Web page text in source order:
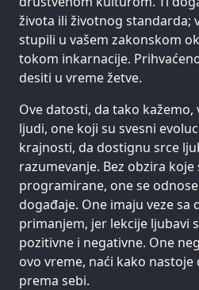
života ili životnog standarda;
stupili u vašem zakonskom
tokom inkarnacije.
desiti u vreme žetve.
Ove datosti, da tako kažemo,
ljudi, one koji su svesni
krajnosti, da dostignu srce
razumevanje. Bez obzira koje
programirane, one se
događaje. One imaju veze sa
primanjem, jer lekcije ljubavi
pozitivne i negativne. One
ovo vreme, naći kako
prema sebi.